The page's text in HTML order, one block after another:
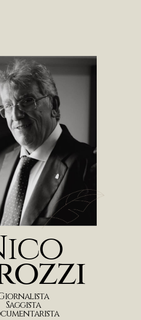
ico
iornalista
Saggista
cumentarista
ozzi